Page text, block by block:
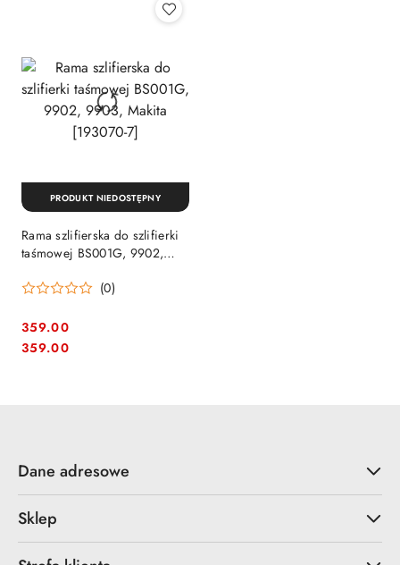
Rama szlifierska do szlifierki
taśmowej BS001G, 9902,
(0)
Cena:
359.00
Cena:
359.00
PRODUKT NIEDOSTĘPNY
Dane adresowe
Sklep